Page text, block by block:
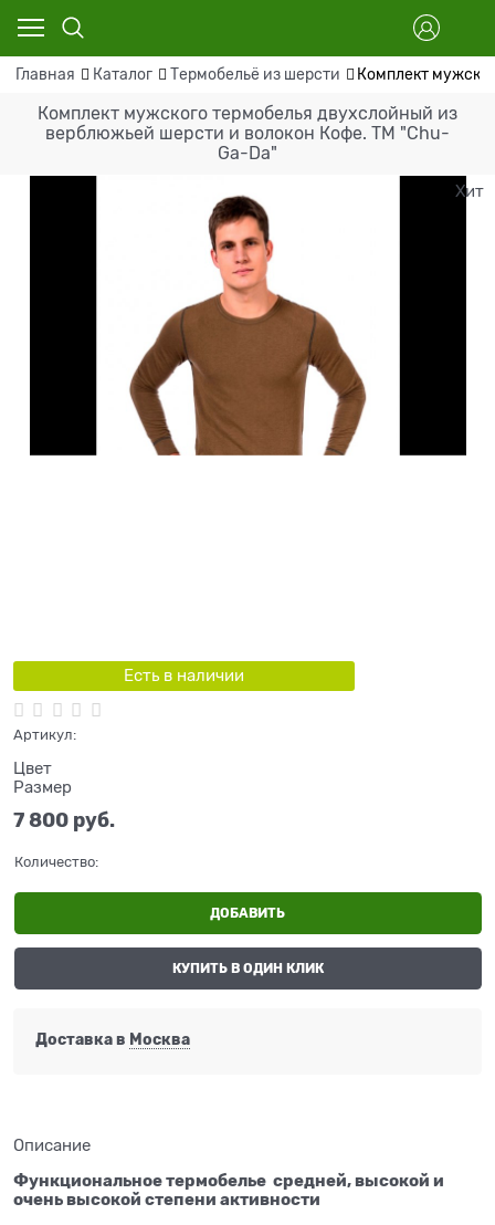
Главная Каталог Термобельё из шерсти Комплект
Комплект мужского термобелья двухслойный из
верблюжьей шерсти и волокон Кофе. ТМ "Chu-
Ga-Da"
Хит
Есть в наличии
Артикул:
Цвет
Размер
7 800 руб.
Количество:
ДОБАВИТЬ
КУПИТЬ В ОДИН КЛИК
Доставка в Москва
Описание
Функциональное термобелье средней, высокой и
очень высокой степени активности